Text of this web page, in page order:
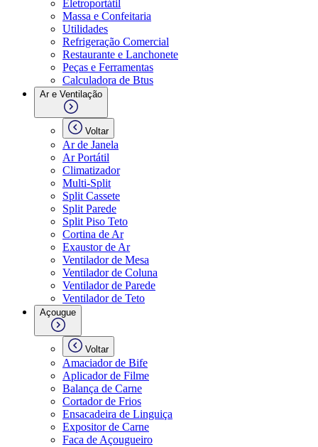
Eletroportátil
Massa e Confeitaria
Utilidades
Refrigeração Comercial
Restaurante e Lanchonete
Peças e Ferramentas
Calculadora de Btus
Ar e Ventilação
Voltar
Ar de Janela
Ar Portátil
Climatizador
Multi-Split
Split Cassete
Split Parede
Split Piso Teto
Cortina de Ar
Exaustor de Ar
Ventilador de Mesa
Ventilador de Coluna
Ventilador de Parede
Ventilador de Teto
Açougue
Voltar
Amaciador de Bife
Aplicador de Filme
Balança de Carne
Cortador de Frios
Ensacadeira de Linguiça
Expositor de Carne
Faca de Açougueiro